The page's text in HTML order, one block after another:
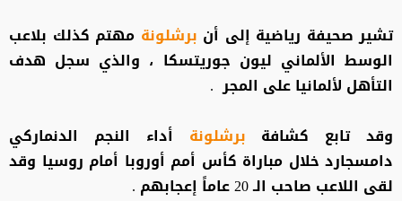
تشير صحيفة رياضية إلى أن برشلونة مهتم كذلك بلاعب
الوسط الألماني ليون جوريتسكا ، والذي سجل هدف
التأهل لألمانيا على المجر .
وقد تابع كشافة برشلونة أداء النجم الدنماركي
دامسجارد خلال مباراة كأس أمم أوروبا أمام روسيا وقد
لقى اللاعب صاحب الـ 20 عاماً إعجابهم .